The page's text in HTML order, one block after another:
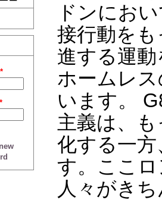
*
*
ドンにお
接行動を
進する運
ホームレ
います。
主義は、
化する一
す。ここ
人々がき